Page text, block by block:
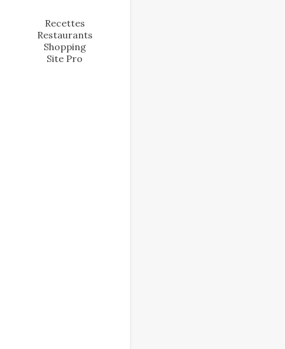
Recettes
Restaurants
Shopping
Site Pro